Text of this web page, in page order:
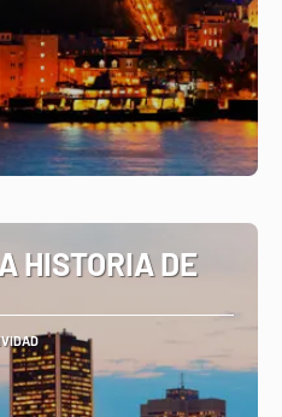
HISTORIA DE